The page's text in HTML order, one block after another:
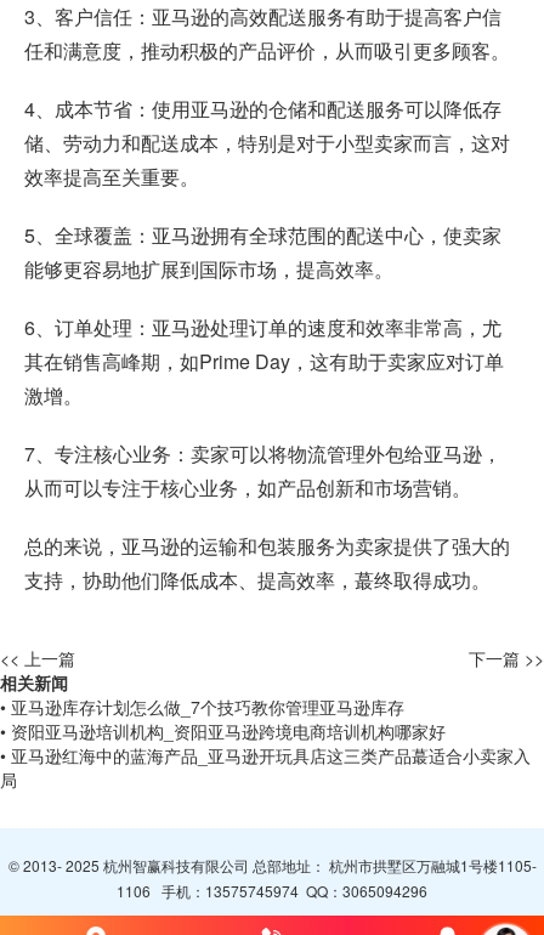
3、客户信任：亚马逊的高效配送服务有助于提高客户信
任和满意度，推动积极的产品评价，从而吸引更多顾客。
4、成本节省：使用亚马逊的仓储和配送服务可以降低存
储、劳动力和配送成本，特别是对于小型卖家而言，这对
效率提高至关重要。
5、全球覆盖：亚马逊拥有全球范围的配送中心，使卖家
能够更容易地扩展到国际市场，提高效率。
6、订单处理：亚马逊处理订单的速度和效率非常高，尤
其在销售高峰期，如Prime Day，这有助于卖家应对订单
激增。
7、专注核心业务：卖家可以将物流管理外包给亚马逊，
从而可以专注于核心业务，如产品创新和市场营销。
总的来说，亚马逊的运输和包装服务为卖家提供了强大的
支持，协助他们降低成本、提高效率，蕞终取得成功。
<< 上一篇
下一篇 >>
相关新闻
• 亚马逊库存计划怎么做_7个技巧教你管理亚马逊库存
• 资阳亚马逊培训机构_资阳亚马逊跨境电商培训机构哪家好
• 亚马逊红海中的蓝海产品_亚马逊开玩具店这三类产品蕞适合小卖家入
局
© 2013- 2025 杭州智赢科技有限公司 总部地址： 杭州市拱墅区万融城1号楼1105-
1106 手机： 13575745974 QQ： 3065094296